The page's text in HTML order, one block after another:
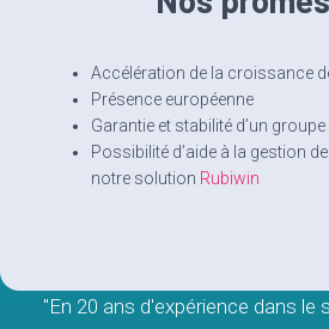
Accélération de la croissance
Présence européenne
Garantie et stabilité d’un
Possibilité d’aide à la gestion
notre solution Rubiwin
"En 20 ans d'expérience dans le